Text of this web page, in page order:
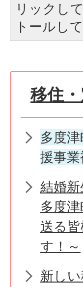
リックし
トールし
移住
多度
援事
結婚
多度
送る
す！～
新し